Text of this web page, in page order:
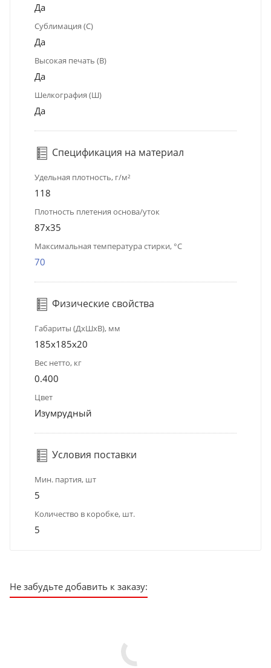
Да
Сублимация (С)
Да
Высокая печать (В)
Да
Шелкография (Ш)
Да
Спецификация на материал
Удельная плотность, г/м²
118
Плотность плетения основа/уток
87х35
Максимальная температура стирки, °C
70
Физические свойства
Габариты (ДхШхВ), мм
185x185x20
Вес нетто, кг
0.400
Цвет
Изумрудный
Условия поставки
Мин. партия, шт
5
Количество в коробке, шт.
5
Не забудьте добавить к заказу: